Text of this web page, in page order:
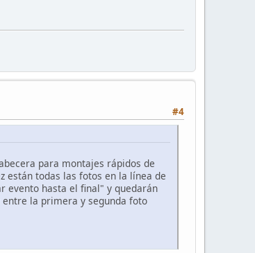
#4
para montajes rápidos de
están todas las fotos en la línea de
evento hasta el final" y quedarán
la primera y segunda foto